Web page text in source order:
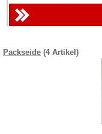
Packseide (4 Artikel)